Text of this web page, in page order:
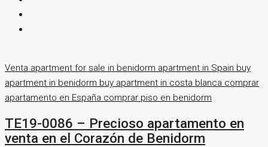
Venta apartment for sale in benidorm apartment in Spain buy
apartment in benidorm buy apartment in costa blanca comprar
apartamento en España comprar piso en benidorm
TE19-0086 – Precioso apartamento en
venta en el Corazón de Benidorm